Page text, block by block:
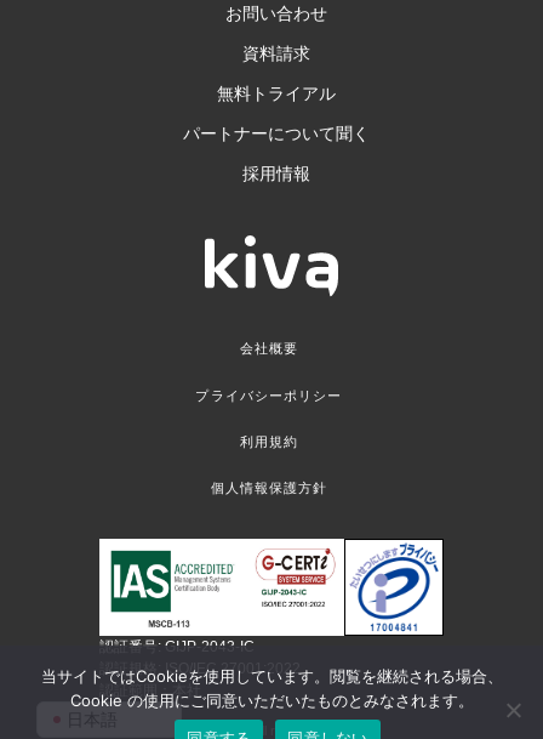
お問い合わせ
資料請求
無料トライアル
パートナーについて聞く
採用情報
会社概要
プライバシーポリシー
利用規約
個人情報保護方針
認証番号: GIJP-2043-IC
認証規格: ISO/IEC 27001:2022
認証範囲：本社
©kiva corp. All rights reserved
当サイトではCookieを使用しています。閲覧を継続される場合、
Cookie の使用にご同意いただいたものとみなされます。